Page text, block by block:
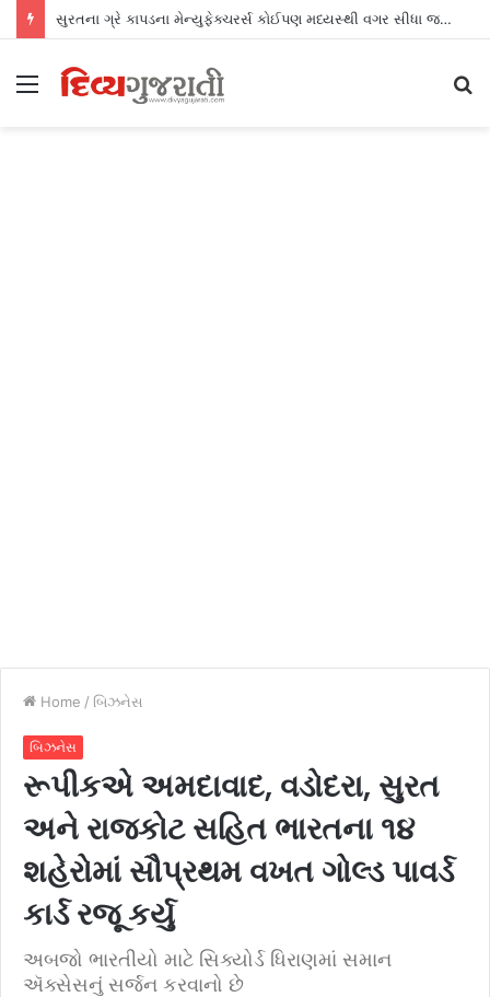
સુરતના ગ્રે કાપડના મેન્યુફેક્ચરર્સ કોઈપણ મધ્યસ્થી વગર સીધા જ શ્રીલંકાના આધુનિક ગારમેન્ટ યુનિટ્સને ફેબ્રિક એક્સપોર્ટ કરી શકશે
Menu
Home / બિઝનેસ
બિઝનેસ
રૂપીકએ અમદાવાદ, વડોદરા, સુરત
અને રાજકોટ સહિત ભારતના ૧૪
શહેરોમાં સૌપ્રથમ વખત ગોલ્ડ પાવર્ડ
કાર્ડ રજૂ કર્યુ
અબજો ભારતીયો માટે સિક્યોર્ડ ધિરાણમાં સમાન
ઍક્સેસનું સર્જન કરવાનો છે